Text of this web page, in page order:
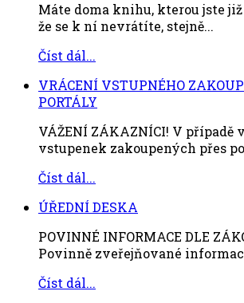
Máte doma knihu, kterou jste
že se k ní nevrátíte, stejně...
Číst dál...
VRÁCENÍ VSTUPNÉHO
PORTÁLY
VÁŽENÍ ZÁKAZNÍCI! V případě
vstupenek zakoupených přes
Číst dál...
ÚŘEDNÍ DESKA
POVINNÉ INFORMACE DLE
Povinně zveřejňované
Číst dál...